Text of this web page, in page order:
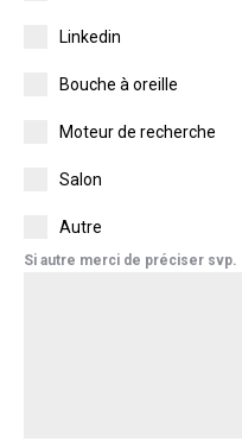
Linkedin
Bouche à oreille
Moteur de recherche
Salon
Autre
Si autre merci de préciser svp.